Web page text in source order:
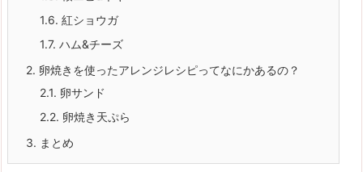
1.6. 紅ショウガ
1.7. ハム&チーズ
2. 卵焼きを使ったアレンジレシピってなにかあるの？
2.1. 卵サンド
2.2. 卵焼き天ぷら
3. まとめ